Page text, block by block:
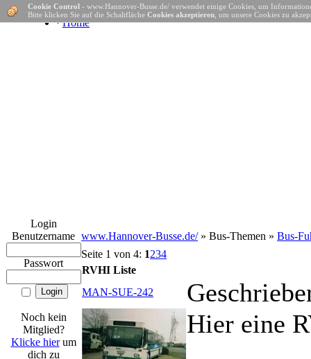
· Home
Login
Benutzername
Passwort
Noch kein
Mitglied?
Klicke hierum
dich zu
Cookie Control - www.Hannover-Busse.de/ verwendet einige Cookies, um
Bitte klicken Sie auf die Schaltfläche Cookies akzeptieren , um unsere Cookies zu
www.Hannover-Busse.de/» Bus-Themen » Bus-
Seite 1 von 4: 1234
RVHI Liste
MAN-SUE-242
Hier eine